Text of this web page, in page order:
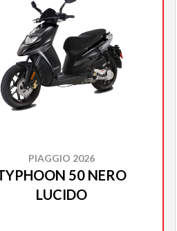
PIAGGIO 2026
50 NERO
LUCIDO